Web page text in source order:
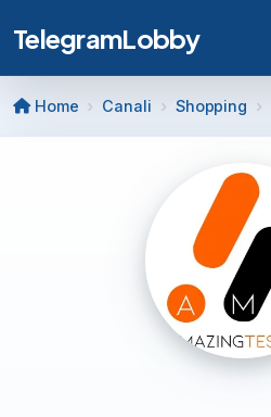
TelegramLobby
Home Canali Shopping